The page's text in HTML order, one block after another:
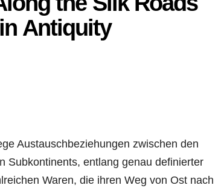
Antiquity
Austauschbeziehungen zwischen den
Subkontinents, entlang genau definierter
Waren, die ihren Weg von Ost nach